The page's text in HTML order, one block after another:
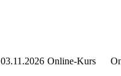
03.11.2026 Online-Kurs